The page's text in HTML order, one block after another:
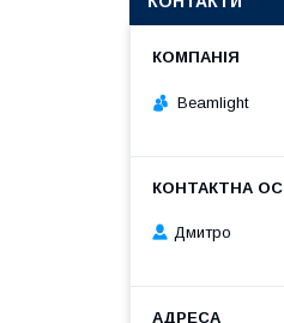
Beamlight
Дмитро